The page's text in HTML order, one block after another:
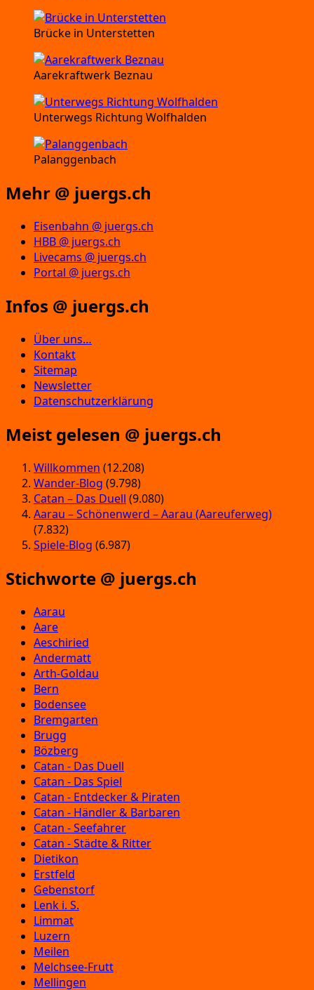
Brücke in Unterstetten
Aarekraftwerk Beznau
Unterwegs Richtung Wolfhalden
Palanggenbach
Mehr @ juergs.ch
Eisenbahn @ juergs.ch
HBB @ juergs.ch
Livecams @ juergs.ch
Portal @ juergs.ch
Infos @ juergs.ch
Über uns…
Kontakt
Sitemap
Newsletter
Datenschutzerklärung
Meist gelesen @ juergs.ch
Willkommen (12.208)
Wander-Blog (9.798)
Catan – Das Duell (9.080)
Aarau – Schönenwerd – Aarau (Aareuferweg)
(7.832)
Spiele-Blog (6.987)
Stichworte @ juergs.ch
Aarau
Aare
Aeschiried
Andermatt
Arth-Goldau
Bern
Bodensee
Bremgarten
Brugg
Bözberg
Catan - Das Duell
Catan - Das Spiel
Catan - Entdecker & Piraten
Catan - Händler & Barbaren
Catan - Seefahrer
Catan - Städte & Ritter
Dietikon
Erstfeld
Gebenstorf
Lenk i. S.
Limmat
Luzern
Meilen
Melchsee-Frutt
Mellingen